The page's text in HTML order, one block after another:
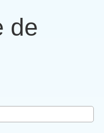
de